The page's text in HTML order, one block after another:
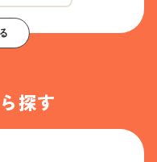
探す